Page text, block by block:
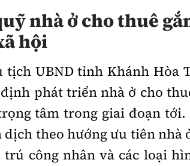
nhà ở cho thuê
hội
tịch UBND tỉnh Khánh Hòa
phát triển nhà ở cho
tâm trong giai đoạn tới.
theo hướng ưu tiên nhà
công nhân và các loại